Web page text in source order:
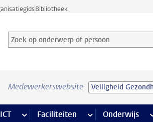
Bibliotheek
Zoek op onderwerp of persoon en selecteer
Zoekterm
Medewerkerswebsite Veiligheid
Financiën pagina’s
ICT meer ICT pagina’s
Faciliteiten meer Faciliteiten
Onderwijs